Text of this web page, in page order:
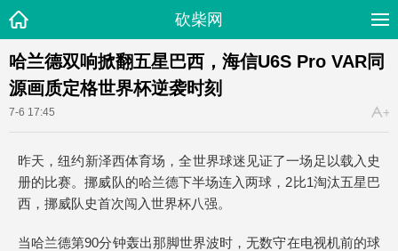
砍柴网
哈兰德双响掀翻五星巴西，海信U6S Pro VAR同
源画质定格世界杯逆袭时刻
7-6 17:45
昨天，纽约新泽西体育场，全世界球迷见证了一场足以载入史
册的比赛。挪威队的哈兰德下半场连入两球，2比1淘汰五星巴
西，挪威队史首次闯入世界杯八强。
当哈兰德第90分钟轰出那脚世界波时，无数守在电视机前的球